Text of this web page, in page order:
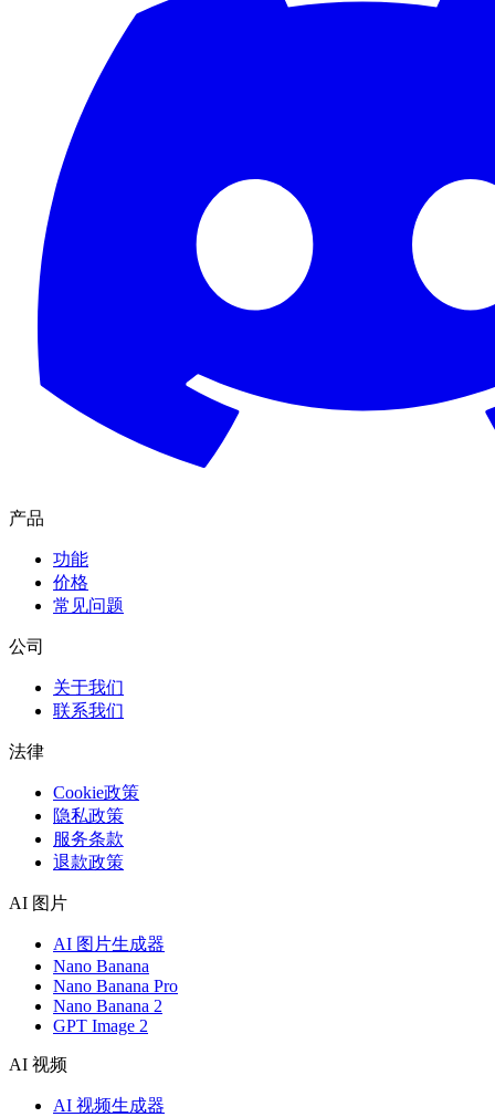
产品
功能
价格
常见问题
公司
关于我们
联系我们
法律
Cookie政策
隐私政策
服务条款
退款政策
AI 图片
AI 图片生成器
Nano Banana
Nano Banana Pro
Nano Banana 2
GPT Image 2
AI 视频
AI 视频生成器